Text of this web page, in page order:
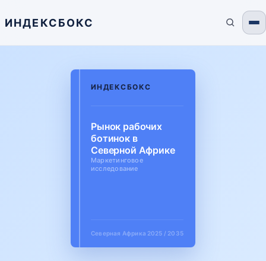
ИНДЕКСБОКС
ИНДЕКСБОКС
Рынок рабочих
ботинок в
Северной Африке
Маркетинговое
исследование
Северная Африка 2025 / 2035